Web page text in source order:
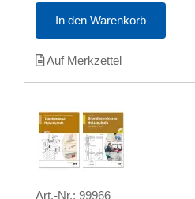
In den Warenkorb
Auf Merkzettel
Art.-Nr.: 99966